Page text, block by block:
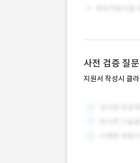
사전 검증 질문
지원서 작성시 클